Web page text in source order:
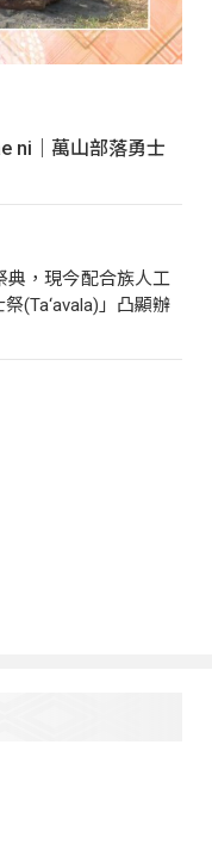
ni｜萬山部落勇士
典，現今配合族人工
(Ta‘avala)」凸顯辦